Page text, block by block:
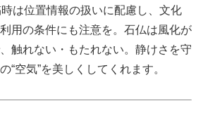
は位置情報の扱いに配慮し、文化
用の条件にも注意を。石仏は風化が
触れない・もたれない。静けさを守
“空気”を美しくしてくれます。